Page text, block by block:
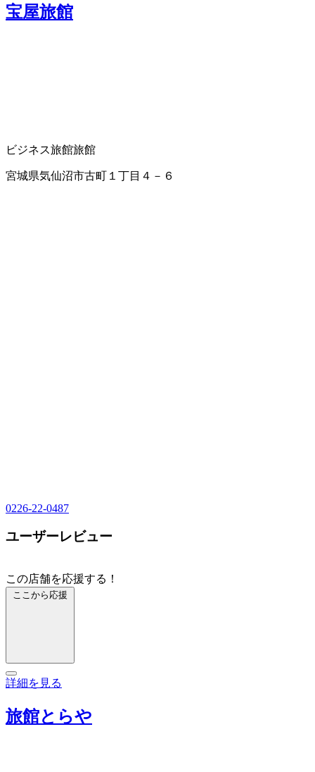
宝屋旅館
ビジネス旅館旅館
宮城県気仙沼市古町１丁目４－６
0226-22-0487
ユーザーレビュー
この店舗を応援する！
ここから応援
詳細を見る
旅館とらや